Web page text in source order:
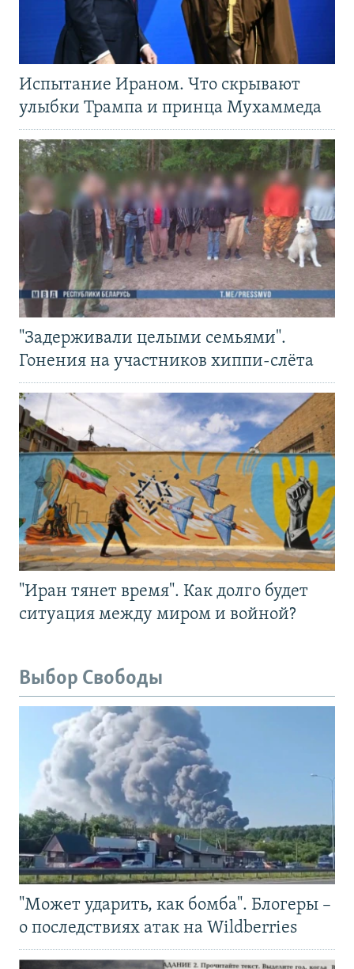
Испытание Ираном. Что скрывают
улыбки Трампа и принца Мухаммеда
"Задерживали целыми семьями".
Гонения на участников хиппи-слёта
"Иран тянет время". Как долго будет
ситуация между миром и войной?
Выбор Свободы
"Может ударить, как бомба". Блогеры –
о последствиях атак на Wildberries